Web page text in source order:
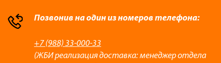
Позвонив на один из номеров телефона:
+7 (988) 33-000-33
(ЖБИ реализация доставка: менеджер отдела